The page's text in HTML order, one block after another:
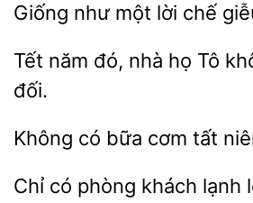
như một lời chế
năm đó, nhà họ Tô
Không có tất
Chỉ có
khách lạnh